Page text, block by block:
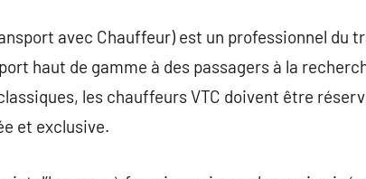
avec Chauffeur) est un professionnel du
haut de gamme à des passagers à la
les chauffeurs VTC doivent être
et exclusive.